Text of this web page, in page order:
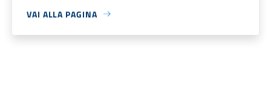
VAI ALLA PAGINA